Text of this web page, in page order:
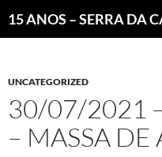
UNCATEGORIZED
30/07/2021 –
– MASSA DE